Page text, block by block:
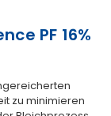
PF 16%
zu minimieren